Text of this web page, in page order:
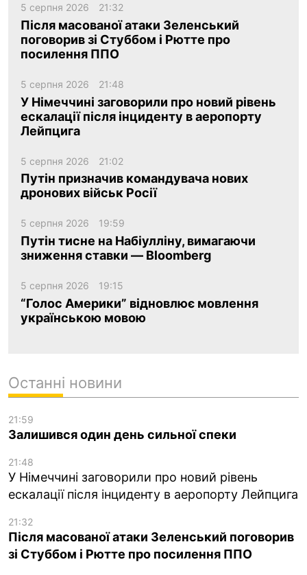
5 серпня 2026 21:32
Після масованої атаки Зеленський
поговорив зі Стуббом і Рютте про
посилення ППО
5 серпня 2026 21:48
У Німеччині заговорили про новий рівень
ескалації після інциденту в аеропорту
Лейпцига
5 серпня 2026 21:02
Путін призначив командувача нових
дронових військ Росії
5 серпня 2026 19:59
Путін тисне на Набіулліну, вимагаючи
зниження ставки — Bloomberg
5 серпня 2026 19:15
“Голос Америки” відновлює мовлення
українською мовою
Останні новини
21:59
Залишився один день сильної спеки
21:48
У Німеччині заговорили про новий рівень
ескалації після інциденту в аеропорту Лейпцига
21:32
Після масованої атаки Зеленський поговорив
зі Стуббом і Рютте про посилення ППО